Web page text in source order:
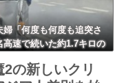
「何度も何度も追突さ
速で続いた約1.7キロの
2の新しいクリ